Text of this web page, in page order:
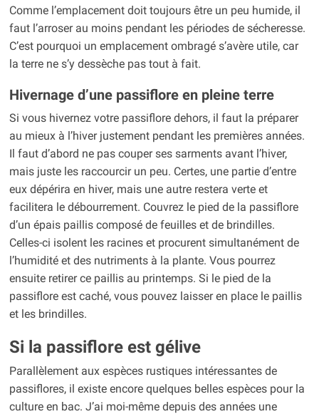
Comme l’emplacement doit toujours être un peu humide, il
faut l’arroser au moins pendant les périodes de sécheresse.
C’est pourquoi un emplacement ombragé s’avère utile, car
la terre ne s’y dessèche pas tout à fait.
Hivernage d’une passiflore en pleine terre
Si vous hivernez votre passiflore dehors, il faut la préparer
au mieux à l’hiver justement pendant les premières années.
Il faut d’abord ne pas couper ses sarments avant l’hiver,
mais juste les raccourcir un peu. Certes, une partie d’entre
eux dépérira en hiver, mais une autre restera verte et
facilitera le débourrement. Couvrez le pied de la passiflore
d’un épais paillis composé de feuilles et de brindilles.
Celles-ci isolent les racines et procurent simultanément de
l’humidité et des nutriments à la plante. Vous pourrez
ensuite retirer ce paillis au printemps. Si le pied de la
passiflore est caché, vous pouvez laisser en place le paillis
et les brindilles.
Si la passiflore est gélive
Parallèlement aux espèces rustiques intéressantes de
passiflores, il existe encore quelques belles espèces pour la
culture en bac. J’ai moi-même depuis des années une